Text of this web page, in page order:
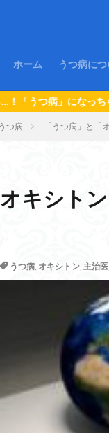
ホーム うつ病につ
１．はじ
２．うつ
３．うつ
ら…！「うつオジ
つ病 「うつ病」と「
オキシト
うつ病, オキシトン, 主治医,